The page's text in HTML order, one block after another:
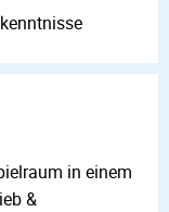
in einem
&